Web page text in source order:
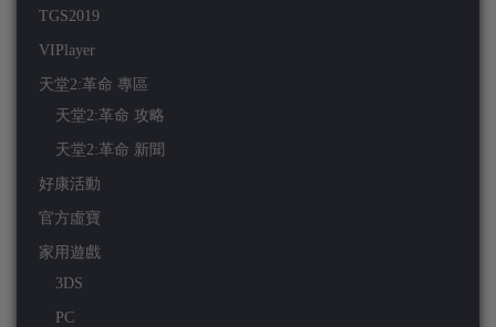
TGS2019
VIPlayer
天堂2:革命 專區
天堂2:革命 攻略
天堂2:革命 新聞
好康活動
官方虛寶
家用遊戲
3DS
PC